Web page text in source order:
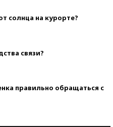
солнца на курорте?
связи?
правильно обращаться с